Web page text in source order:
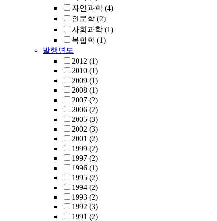
자연과학 (4)
인문학 (2)
사회과학 (1)
복합학 (1)
발행연도
2012 (1)
2010 (1)
2009 (1)
2008 (1)
2007 (2)
2006 (2)
2005 (3)
2002 (3)
2001 (2)
1999 (2)
1997 (2)
1996 (1)
1995 (2)
1994 (2)
1993 (2)
1992 (3)
1991 (2)